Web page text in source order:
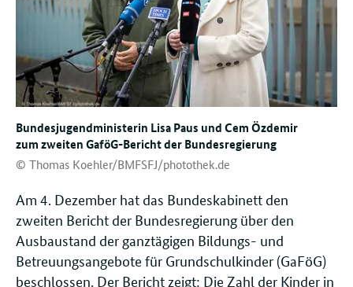
Bundesjugendministerin Lisa Paus und Cem Özdemir
zum zweiten GaföG-Bericht der Bundesregierung
© Thomas Koehler/BMFSFJ/photothek.de
Am 4. Dezember hat das Bundeskabinett den
zweiten Bericht der Bundesregierung über den
Ausbaustand der ganztägigen Bildungs- und
Betreuungsangebote für Grundschulkinder (GaFöG)
beschlossen. Der Bericht zeigt: Die Zahl der Kinder in